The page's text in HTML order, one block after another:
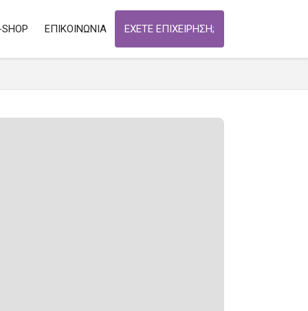
ΕΠΙΚΟΙΝΩΝΙΑ ΕΧΕΤΕ ΕΠΙΧΕΙΡΗΣΗ;